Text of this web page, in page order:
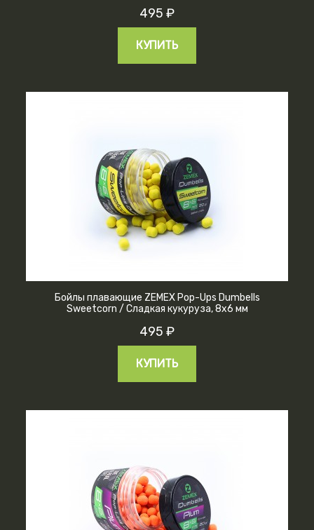
495 ₽
КУПИТЬ
Бойлы плавающие ZEMEX Pop-Ups Dumbells
Sweetcorn / Сладкая кукуруза, 8х6 мм
495 ₽
КУПИТЬ